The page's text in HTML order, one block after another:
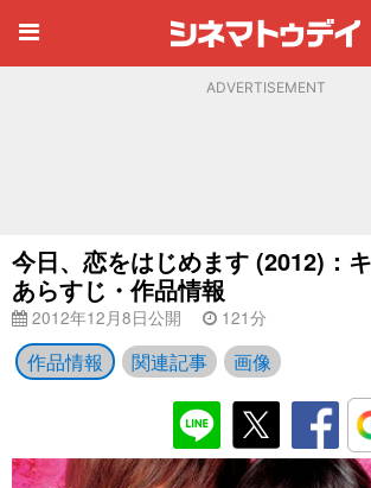
ADVERTISEMENT
今日、恋をはじめます (2012)：
あらすじ・作品情報
2012年12月8日公開 121分
作品情報 関連記事 画像